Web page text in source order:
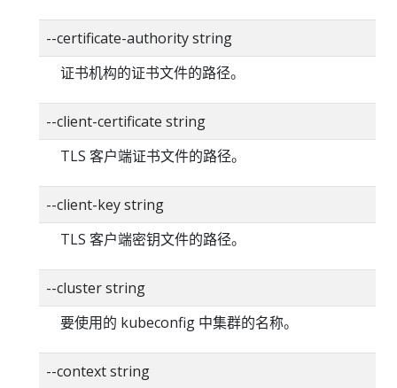
--certificate-authority string
证书机构的证书文件的路径。
--client-certificate string
TLS 客户端证书文件的路径。
--client-key string
TLS 客户端密钥文件的路径。
--cluster string
要使用的 kubeconfig 中集群的名称。
--context string